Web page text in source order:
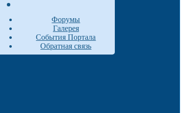
Форумы
Галерея
События Портала
Обратная связь